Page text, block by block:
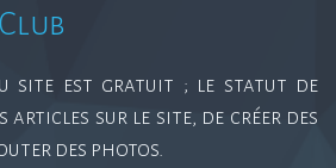
site est gratuit ; le statut de
articles sur le site, de créer des
des photos.